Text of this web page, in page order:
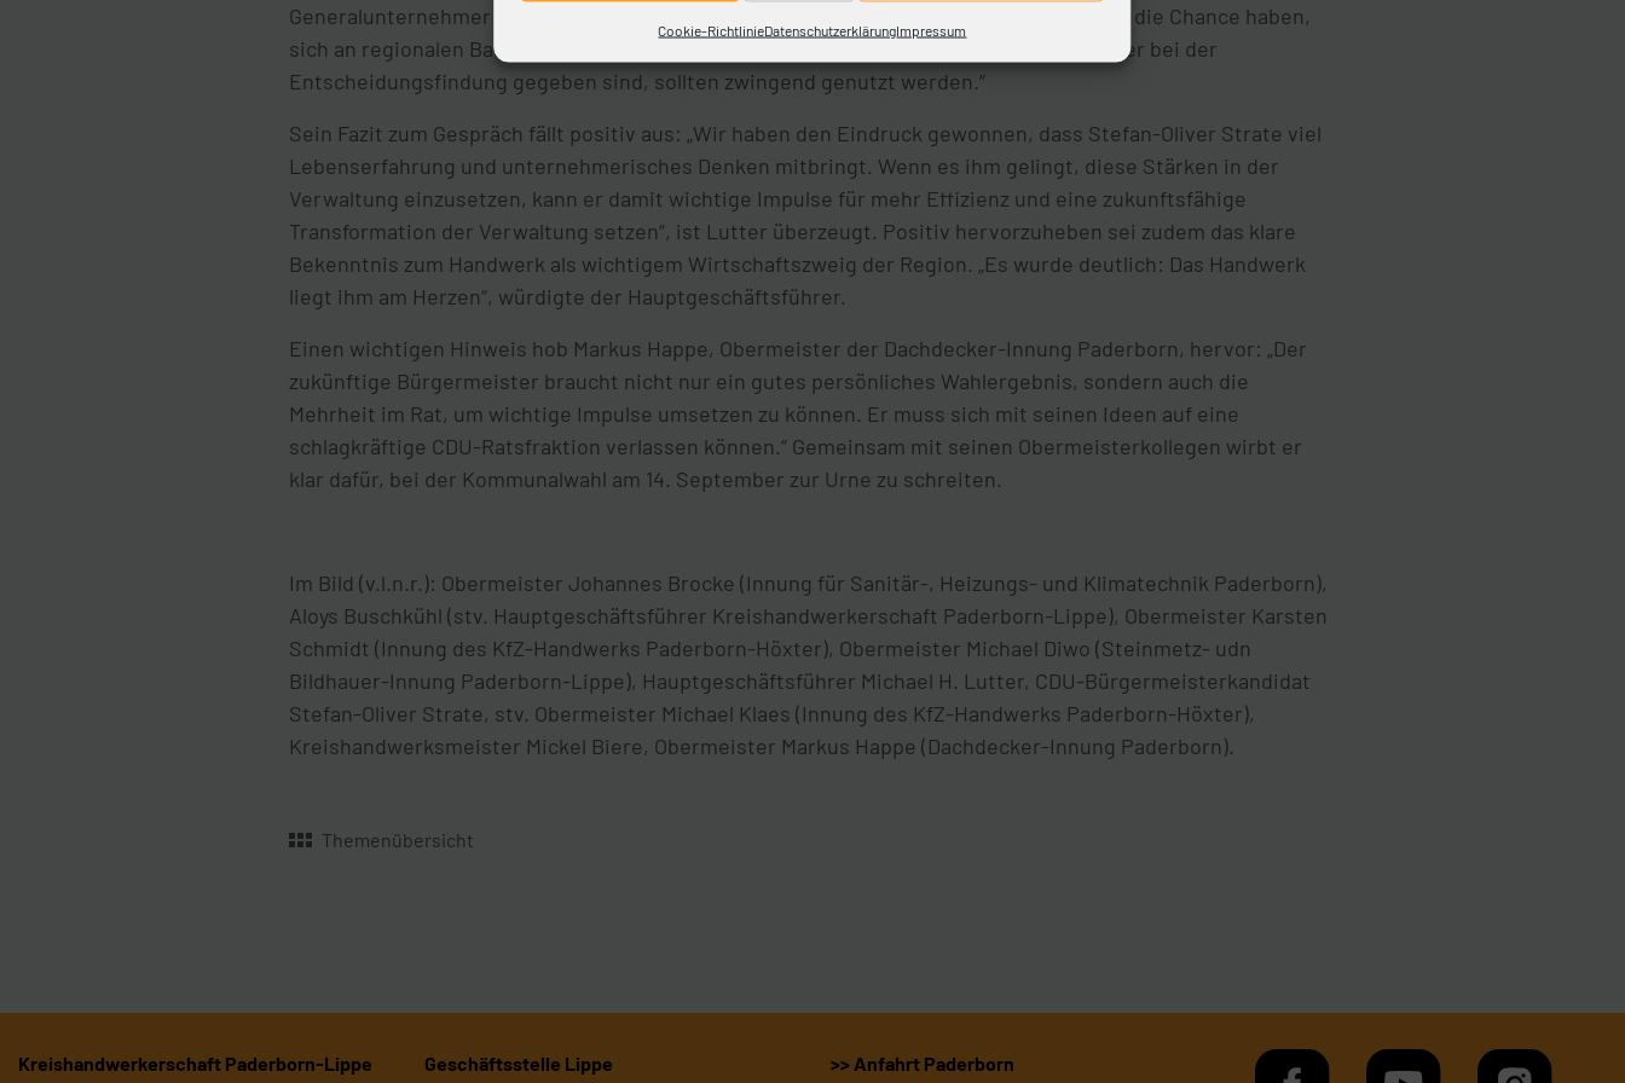
Cookie-RichtlinieDatenschutzerklärungImpressum
Generalunternehmer zu vergeben: „Die Handwerksbetriebe vor Ort müssen wenigstens die Chance haben,
sich an regionalen Bauprojekten zu beteiligen“, forderte Lutter. „Die Freigrenzen, die hier bei der
Entscheidungsfindung gegeben sind, sollten zwingend genutzt werden.“
Sein Fazit zum Gespräch fällt positiv aus: „Wir haben den Eindruck gewonnen, dass Stefan-Oliver Strate viel
Lebenserfahrung und unternehmerisches Denken mitbringt. Wenn es ihm gelingt, diese Stärken in der
Verwaltung einzusetzen, kann er damit wichtige Impulse für mehr Effizienz und eine zukunftsfähige
Transformation der Verwaltung setzen“, ist Lutter überzeugt. Positiv hervorzuheben sei zudem das klare
Bekenntnis zum Handwerk als wichtigem Wirtschaftszweig der Region. „Es wurde deutlich: Das Handwerk
liegt ihm am Herzen“, würdigte der Hauptgeschäftsführer.
Einen wichtigen Hinweis hob Markus Happe, Obermeister der Dachdecker-Innung Paderborn, hervor: „Der
zukünftige Bürgermeister braucht nicht nur ein gutes persönliches Wahlergebnis, sondern auch die
Mehrheit im Rat, um wichtige Impulse umsetzen zu können. Er muss sich mit seinen Ideen auf eine
schlagkräftige CDU-Ratsfraktion verlassen können.“ Gemeinsam mit seinen Obermeisterkollegen wirbt er
klar dafür, bei der Kommunalwahl am 14. September zur Urne zu schreiten.
Im Bild (v.l.n.r.): Obermeister Johannes Brocke (Innung für Sanitär-, Heizungs- und Klimatechnik Paderborn),
Aloys Buschkühl (stv. Hauptgeschäftsführer Kreishandwerkerschaft Paderborn-Lippe), Obermeister Karsten
Schmidt (Innung des KfZ-Handwerks Paderborn-Höxter), Obermeister Michael Diwo (Steinmetz- udn
Bildhauer-Innung Paderborn-Lippe), Hauptgeschäftsführer Michael H. Lutter, CDU-Bürgermeisterkandidat
Stefan-Oliver Strate, stv. Obermeister Michael Klaes (Innung des KfZ-Handwerks Paderborn-Höxter),
Kreishandwerksmeister Mickel Biere, Obermeister Markus Happe (Dachdecker-Innung Paderborn).
Themenübersicht
Kreishandwerkerschaft Paderborn-Lippe
Geschäftsstelle Lippe
>> Anfahrt Paderborn